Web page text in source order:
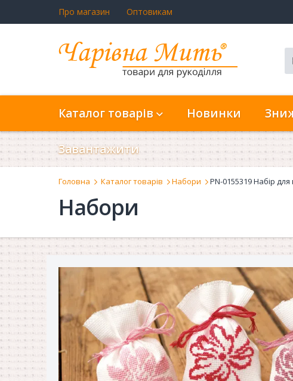
Про магазин Оптовикам
Каталог товарів Новинки
Завантажити
Головна Каталог товарів Набори PN-0155319 Набір
Набори